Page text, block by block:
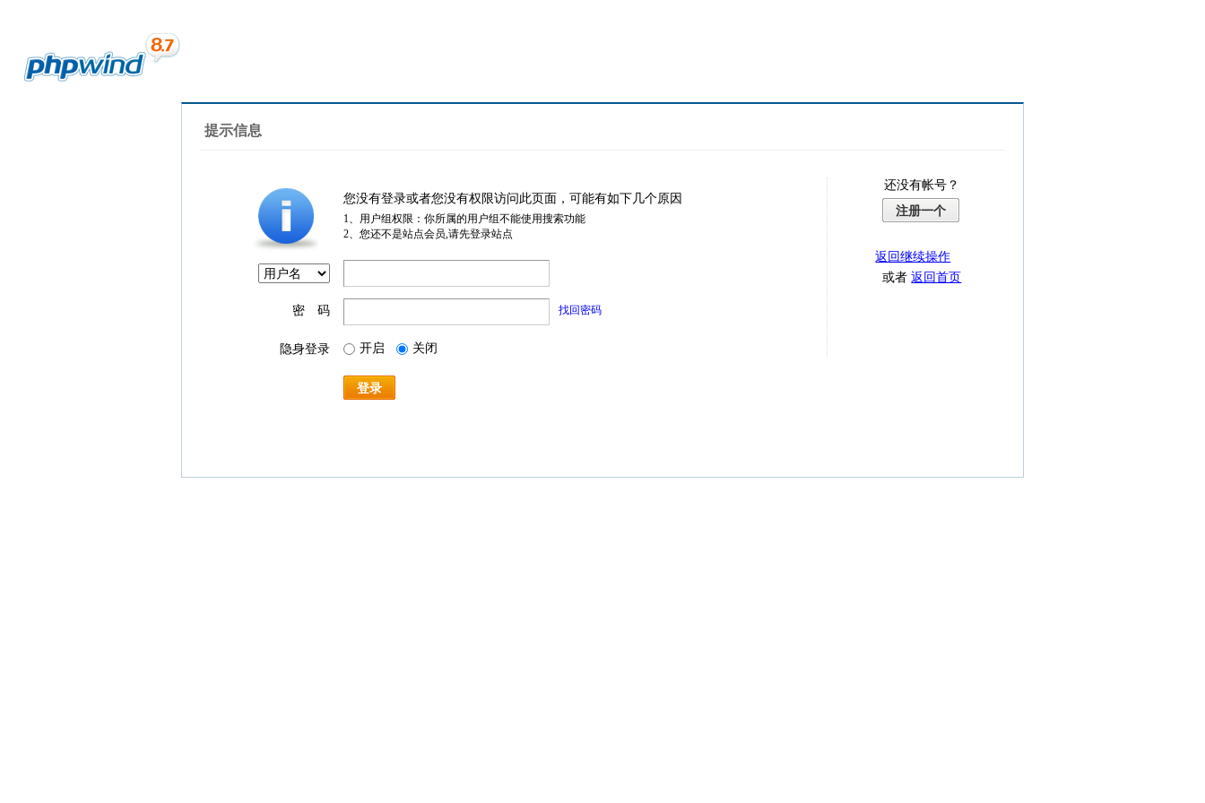
提示信息
您没有登录或者您没有权限访问此页面，可能有如下几个原因
1、用户组权限：你所属的用户组不能使用搜索功能
2、您还不是站点会员,请先登录站点
密 码 找回密码
隐身登录 开启 关闭
登录
还没有帐号？
注册一个
返回继续操作
或者返回首页